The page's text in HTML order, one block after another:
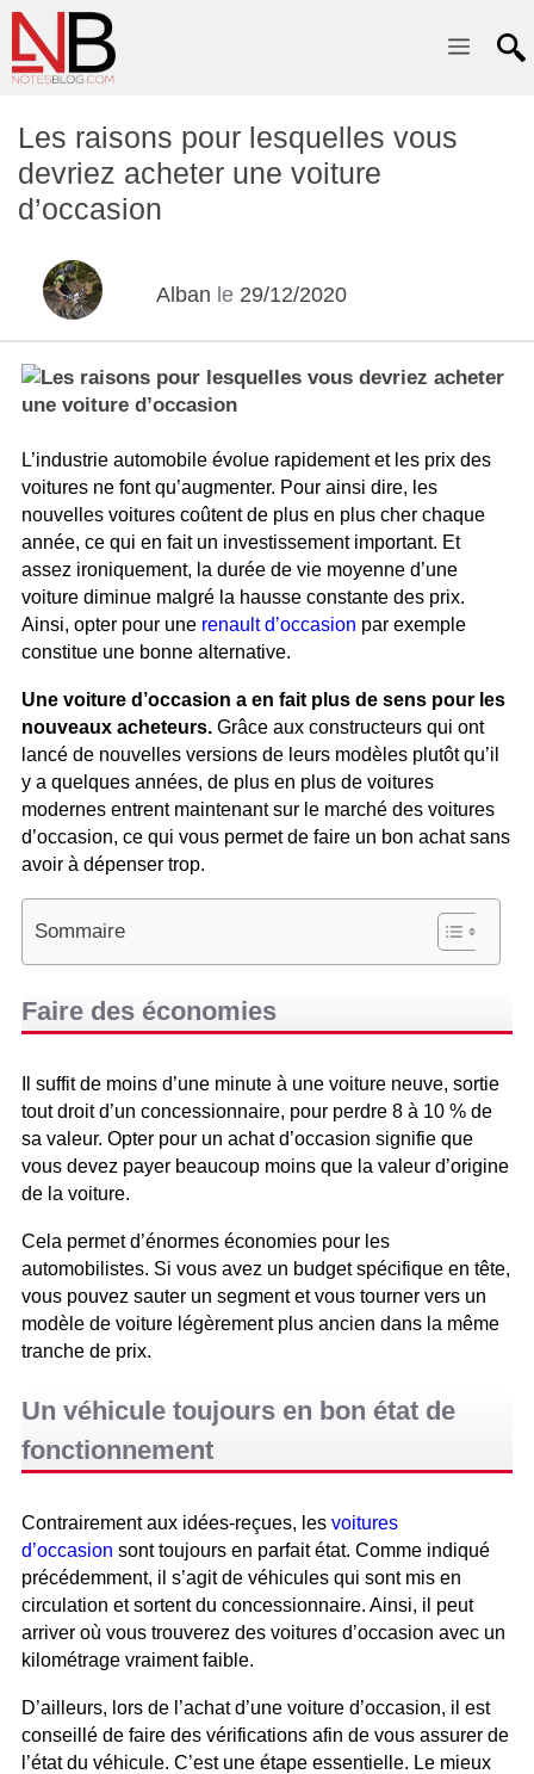
Menu
Les raisons pour lesquelles vous
devriez acheter une voiture
d’occasion
Alban le 29/12/2020
L’industrie automobile évolue rapidement et les prix des
voitures ne font qu’augmenter. Pour ainsi dire, les
nouvelles voitures coûtent de plus en plus cher chaque
année, ce qui en fait un investissement important. Et
assez ironiquement, la durée de vie moyenne d’une
voiture diminue malgré la hausse constante des prix.
Ainsi, opter pour une renault d’occasion par exemple
constitue une bonne alternative.
Une voiture d’occasion a en fait plus de sens pour les
nouveaux acheteurs. Grâce aux constructeurs qui ont
lancé de nouvelles versions de leurs modèles plutôt qu’il
y a quelques années, de plus en plus de voitures
modernes entrent maintenant sur le marché des voitures
d’occasion, ce qui vous permet de faire un bon achat sans
avoir à dépenser trop.
Sommaire
Faire des économies
Il suffit de moins d’une minute à une voiture neuve, sortie
tout droit d’un concessionnaire, pour perdre 8 à 10 % de
sa valeur. Opter pour un achat d’occasion signifie que
vous devez payer beaucoup moins que la valeur d’origine
de la voiture.
Cela permet d’énormes économies pour les
automobilistes. Si vous avez un budget spécifique en tête,
vous pouvez sauter un segment et vous tourner vers un
modèle de voiture légèrement plus ancien dans la même
tranche de prix.
Un véhicule toujours en bon état de
fonctionnement
Contrairement aux idées-reçues, les voitures
d’occasion sont toujours en parfait état. Comme indiqué
précédemment, il s’agit de véhicules qui sont mis en
circulation et sortent du concessionnaire. Ainsi, il peut
arriver où vous trouverez des voitures d’occasion avec un
kilométrage vraiment faible.
D’ailleurs, lors de l’achat d’une voiture d’occasion, il est
conseillé de faire des vérifications afin de vous assurer de
l’état du véhicule. C’est une étape essentielle. Le mieux